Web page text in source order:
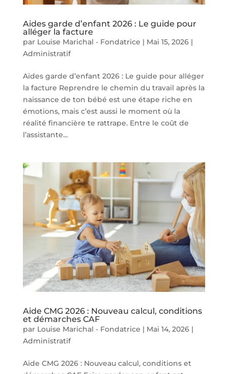
Aides garde d’enfant 2026 : Le guide pour
alléger la facture
par Louise Marichal - Fondatrice | Mai 15, 2026|
Administratif
Aides garde d’enfant 2026 : Le guide pour alléger
la facture Reprendre le chemin du travail après la
naissance de ton bébé est une étape riche en
émotions, mais c’est aussi le moment où la
réalité financière te rattrape. Entre le coût de
l’assistante...
Aide CMG 2026 : Nouveau calcul, conditions
et démarches CAF
par Louise Marichal - Fondatrice | Mai 14, 2026|
Administratif
Aide CMG 2026 : Nouveau calcul, conditions et